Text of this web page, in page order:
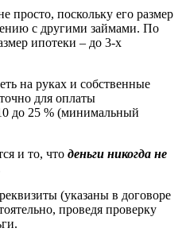
просто, поскольку его размер
с другими займами. По
ипотеки – до 3-х
на руках и собственные
для оплаты
до 25 % (минимальный
и то, что деньги никогда не
(указаны в договоре
проведя проверку